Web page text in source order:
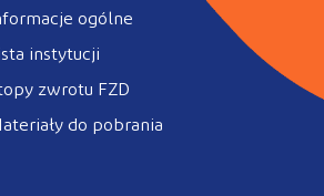
ogólne
instytucji
zwrotu FZD
do pobrania